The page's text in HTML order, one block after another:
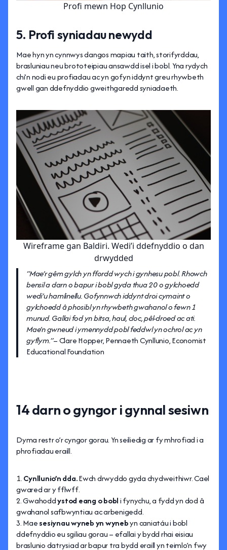
Profi mewn Hop Cynllunio
5. Profi syniadau newydd
Mae hyn yn cynnwys dangos mapiau taith, storifyrddau,
brasluniau neu brototeipiau ansawdd isel i bobl. Yna rydych
chi’n nodi eu profiadau ac yn gofyn iddynt greu rhywbeth
gwell gan ddefnyddio gweithgaredd syniadaeth.
Wireframe gan Baldiri. Wedi’i ddefnyddio o dan
drwydded
“Mae’r gêm gylch yn ffordd wych i gynhesu pobl. Rhowch
bensil a darn o bapur i bobl gyda thua 20 o gylchoedd
wedi’u hamlinellu. Gofynnwch iddynt droi cymaint o
gylchoedd â phosibl yn rhywbeth gwahanol o fewn 1
munud. Gallai fod yn bitsa, haul, cloc, pêl-droed ac ati.
Mae’n gwneud i ymennydd pobl feddwl yn ochrol ac yn
gyflym.”– Clare Hopper, Pennaeth Cynllunio, Economist
Educational Foundation
14 darn o gyngor i gynnal sesiwn
Dyma restr o’r cyngor gorau. Yn seiliedig ar fy mhrofiad i a
phrofiadau eraill.
Cynllunio’n dda.Ewch drwyddo gyda chydweithiwr. Cael
gwared ar y fflwff.
Gwahoddystod eang o bobli fynychu, a fydd yn dod â
gwahanol safbwyntiau ac arbenigedd.
Maesesiynau wyneb yn wynebyn caniatáu i bobl
ddefnyddio eu sgiliau gorau – efallai y bydd rhai eisiau
braslunio datrysiad ar bapur tra bydd eraill yn teimlo’n fwy